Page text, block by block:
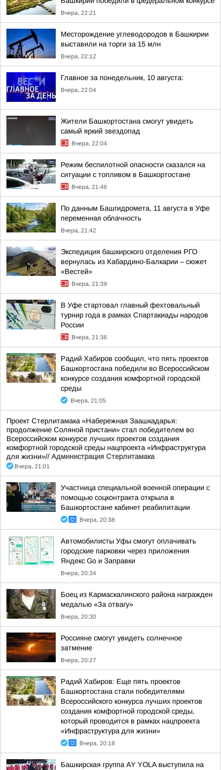
Вчера, 22:21
Месторождение углеводородов в Башкирии
выставили на торги за 15 млн
Вчера, 22:12
Главное за понедельник, 10 августа:
Вчера, 22:04
Жители Башкортостана смогут увидеть
самый яркий звездопад
Вчера, 22:04
Режим беспилотной опасности сказался на
ситуации с топливом в Башкортостане
Вчера, 21:46
По данным Башгидромета, 11 августа в Уфе
переменная облачность
Вчера, 21:42
Экспедиция башкирского отделения РГО
вернулась из Кабардино-Балкарии – сюжет
«Вестей»
Вчера, 21:39
В Уфе стартовал главный фехтовальный
турнир года в рамках Спартакиады народов
России
Вчера, 21:36
Радий Хабиров сообщил, что пять проектов
Башкортостана победили во Всероссийском
конкурсе создания комфортной городской
среды
Вчера, 21:05
Проект Стерлитамака «Набережная Заашкадарья:
продолжение Соляной пристани» стал победителем во
Всероссийском конкурсе лучших проектов создания
комфортной городской среды нацпроекта «Инфраструктура
для жизни»// Администрация Стерлитамака
Вчера, 21:01
Участница специальной военной операции с
помощью соцконтракта открыла в
Башкортостане кабинет реабилитации
Вчера, 20:38
Автомобилисты Уфы смогут оплачивать
городские парковки через приложения
Яндекс Go и Заправки
Вчера, 20:34
Боец из Кармаскалинского района награжден
медалью «За отвагу»
Вчера, 20:30
Россияне смогут увидеть солнечное
затмение
Вчера, 20:27
Радий Хабиров: Еще пять проектов
Башкортостана стали победителями
Всероссийского конкурса лучших проектов
создания комфортной городской среды,
который проводится в рамках нацпроекта
«Инфраструктура для жизни»
Вчера, 20:18
Башкирская группа AY YOLA выступила на